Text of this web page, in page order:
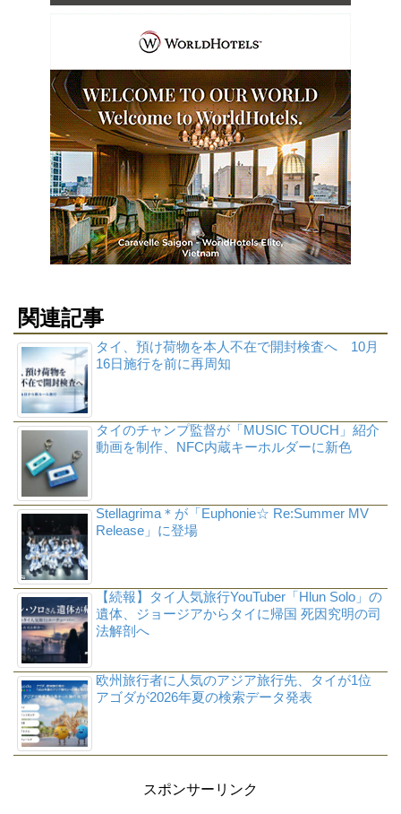
関連記事
タイ、預け荷物を本人不在で開封検査へ 10月
16日施行を前に再周知
タイのチャンプ監督が「MUSIC TOUCH」紹介
動画を制作、NFC内蔵キーホルダーに新色
Stellagrima＊が「Euphonie☆ Re:Summer MV
Release」に登場
【続報】タイ人気旅行YouTuber「Hlun Solo」の
遺体、ジョージアからタイに帰国 死因究明の司
法解剖へ
欧州旅行者に人気のアジア旅行先、タイが1位
アゴダが2026年夏の検索データ発表
スポンサーリンク